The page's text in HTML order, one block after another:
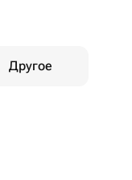
Другое